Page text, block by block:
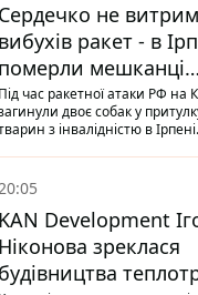
Сердечко не
вибухів ракет - в
померли мешканці
притулку для собак
Під час ракетної атаки РФ на
двоє собак у
з інвалідністю в Ірпені.
KAN Development
Ніконова зреклася
будівництва